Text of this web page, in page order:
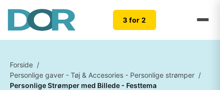
3 for 2
Forside /
Personlige gaver - Tøj & Accesories - Personlige strømper /
Personlige Strømper med Billede - Festtema